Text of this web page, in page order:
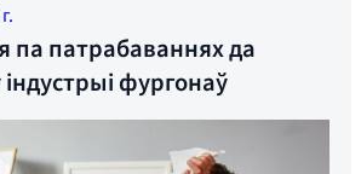
па патрабаваннях да
фургонаў